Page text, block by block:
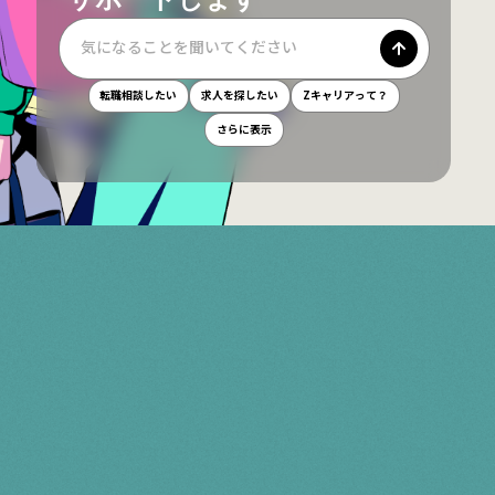
気になることを聞いてください
転職相談したい 求人を探したい Zキャリアって？
さらに表示